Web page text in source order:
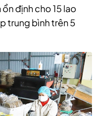
định cho 15 lao
trung bình trên 5